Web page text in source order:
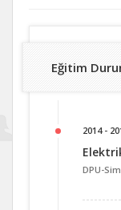
Eğitim
2014 -
DPU-